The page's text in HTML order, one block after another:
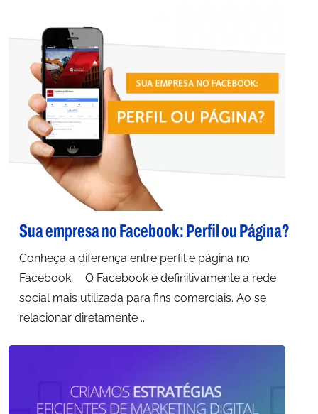
Sua empresa no Facebook: Perfil ou Página?
Conheça a diferença entre perfil e página no
Facebook O Facebook é definitivamente a rede
social mais utilizada para fins comerciais. Ao se
relacionar diretamente ...